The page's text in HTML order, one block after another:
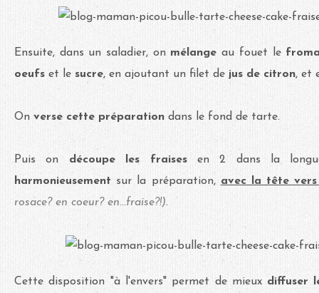
Ensuite, dans un saladier, on mélangeau fouet le
oeufs et le sucre, en ajoutant un filet de jus de citron, et
On verse cette préparation dans le fond de tarte.
Puis on découpe les fraisesen 2 dans la
harmonieusement sur la préparation, avec la tête
rosace? en coeur? en...fraise?!).
Cette disposition "à l'envers" permet de mieux diffuser